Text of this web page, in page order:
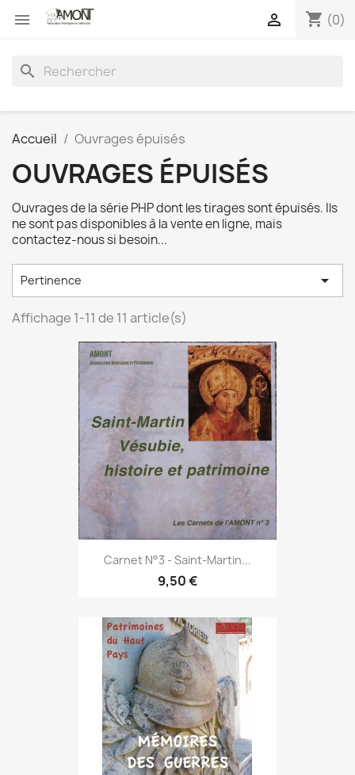
 shopping_cart (0)

search
Accueil Ouvrages épuisés
OUVRAGES ÉPUISÉS
Ouvrages de la série PHP dont les tirages sont épuisés. Ils
ne sont pas disponibles à la vente en ligne, mais
contactez-nous si besoin...
Pertinence 
Affichage 1-11 de 11 article(s)
Carnet N°3 - Saint-Martin...
9,50 €